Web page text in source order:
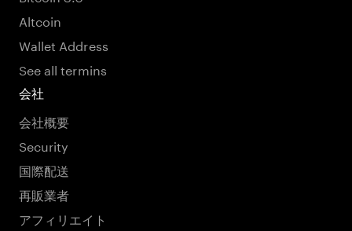
Altcoin
Wallet Address
See all termins
会社
会社概要
Security
国際配送
再販業者
アフィリエイト